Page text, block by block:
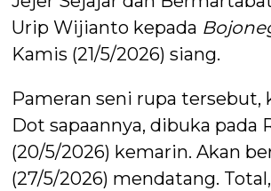
Urip Wijianto kepada
Kamis (21/5/2026) siang.
Pameran seni rupa tersebut,
Dot sapaannya, dibuka pada
(20/5/2026) kemarin. Akan
(27/5/2026) mendatang. Total,